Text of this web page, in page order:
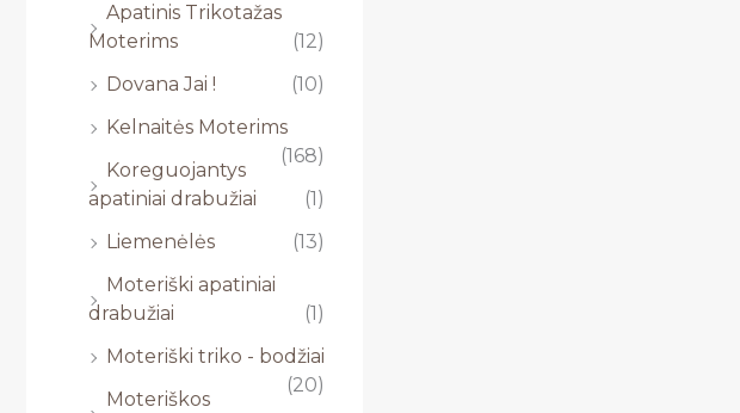
Apatinis Trikotažas
Moterims
(12)
Dovana Jai !
(10)
Kelnaitės Moterims
(168)
Koreguojantys
apatiniai drabužiai
(1)
Liemenėlės
(13)
Moteriški apatiniai
drabužiai
(1)
Moteriški triko - bodžiai
(20)
Moteriškos